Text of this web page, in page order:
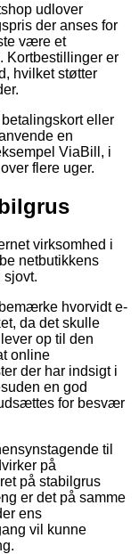
udlover
der anses for
være et
Kortbestillinger er
hvilket støtter
eller
en
ViaBill, i
flere uger.
virksomhed i
netbutikkens
sjovt.
hvorvidt e-
da det skulle
op til den
online
der har indsigt i
en god
for besvær
til
på
på stabilgrus
er det på samme
ens
vil kunne